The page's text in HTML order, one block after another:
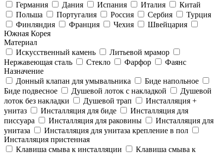
Германия
Дания Испания Италия
Китай
Польша
Португалия Россия Сербия
Турция
Финляндия
Франция Чехия
Швейцария
Южная Корея
Материал
Искусственный камень
Литьевой мрамор
Нержавеющая сталь
Стекло Фарфор
Фаянс
Назначение
Донный клапан для умывальника
Биде напольное
Биде подвесное
Душевой лоток с накладкой
Душевой
лоток без накладки
Душевой трап
Инсталляция +
унитаз
Инсталляция для биде
Инсталляция для
писсуара
Инсталляция для раковины
Инсталляция для
унитаза
Инсталляция для унитаза крепление в пол
Инсталляция пристенная
Клавиша смыва к инсталляции
Клавиша смыва к